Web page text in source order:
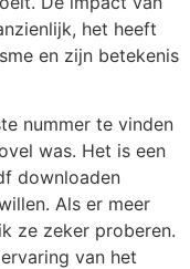
het heeft
en zijn betekenis
nummer te vinden
was. Het is een
downloaden
Als er meer
ze zeker proberen.
van het